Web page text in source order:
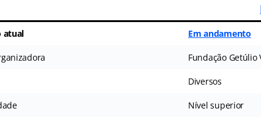
atual Em andamento
Fundação Getúlio
Diversos
Nível superior